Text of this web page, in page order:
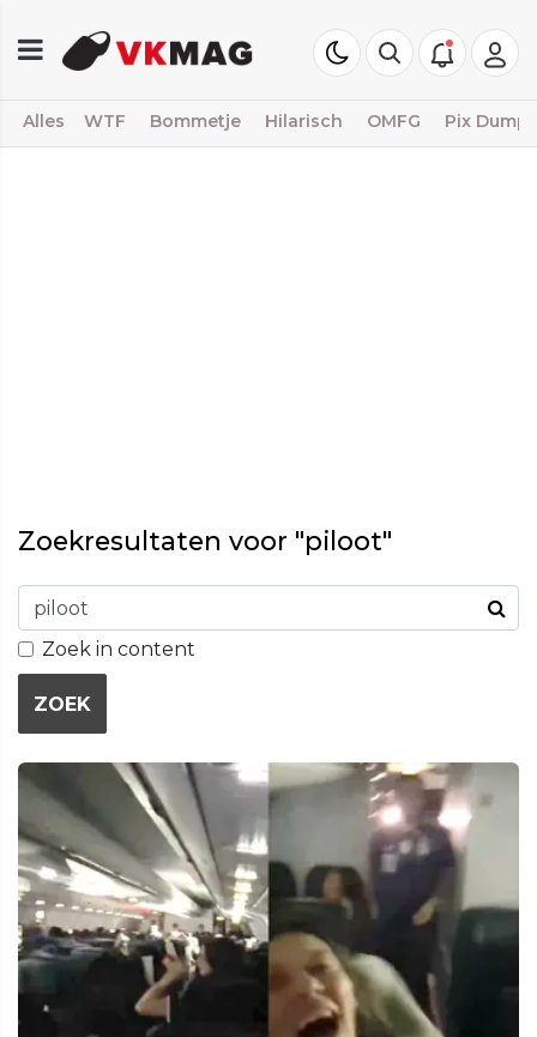
Alles WTF Bommetje Hilarisch OMFG Pix Dump
Zoekresultaten voor "piloot"
Zoek in content
ZOEK